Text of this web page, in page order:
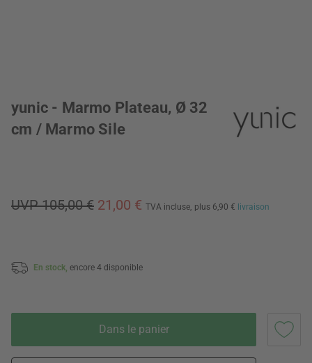
yunic - Marmo Plateau, Ø 32
cm / Marmo Sile
UVP 105,00 € 21,00 € TVA incluse, plus 6,90 € livraison
En stock, encore 4 disponible
Dans le panier